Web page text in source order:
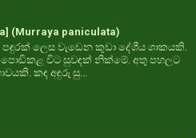
(Murraya paniculata)
පඳුරක් ලෙස වැඩෙන කුඩා දේශීය ශාකයකි.
විට සුවඳක් නික්මේ. අතු පහලට
කඳ අඳුරු සු...